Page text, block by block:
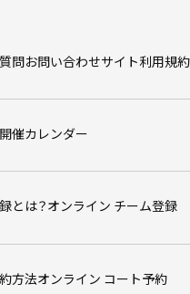
問お問い合わせサイト利用規約
催カレンダー
とは？オンライン チーム登録
方法オンライン コート予約